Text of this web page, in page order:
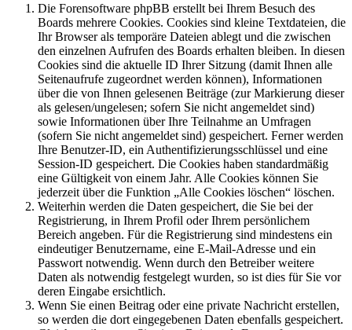
Die Forensoftware phpBB erstellt bei Ihrem Besuch des
Boards mehrere Cookies. Cookies sind kleine Textdateien, die
Ihr Browser als temporäre Dateien ablegt und die zwischen
den einzelnen Aufrufen des Boards erhalten bleiben. In diesen
Cookies sind die aktuelle ID Ihrer Sitzung (damit Ihnen alle
Seitenaufrufe zugeordnet werden können), Informationen
über die von Ihnen gelesenen Beiträge (zur Markierung dieser
als gelesen/ungelesen; sofern Sie nicht angemeldet sind)
sowie Informationen über Ihre Teilnahme an Umfragen
(sofern Sie nicht angemeldet sind) gespeichert. Ferner werden
Ihre Benutzer-ID, ein Authentifizierungsschlüssel und eine
Session-ID gespeichert. Die Cookies haben standardmäßig
eine Gültigkeit von einem Jahr. Alle Cookies können Sie
jederzeit über die Funktion „Alle Cookies löschen“ löschen.
Weiterhin werden die Daten gespeichert, die Sie bei der
Registrierung, in Ihrem Profil oder Ihrem persönlichem
Bereich angeben. Für die Registrierung sind mindestens ein
eindeutiger Benutzername, eine E-Mail-Adresse und ein
Passwort notwendig. Wenn durch den Betreiber weitere
Daten als notwendig festgelegt wurden, so ist dies für Sie vor
deren Eingabe ersichtlich.
Wenn Sie einen Beitrag oder eine private Nachricht erstellen,
so werden die dort eingegebenen Daten ebenfalls gespeichert.